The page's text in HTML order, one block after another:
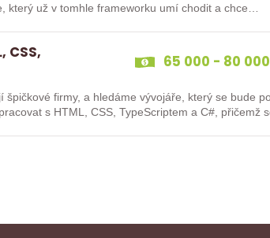
který už v tomhle frameworku umí chodit a chce
CSS,
65 000 - 80
špičkové firmy, a hledáme vývojáře, který se bude
s HTML, CSS, TypeScriptem a C#, přičemž